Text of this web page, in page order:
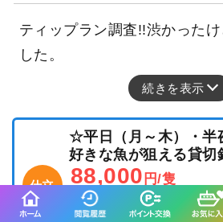
ティップラン調査!!渋かった
した。
続きを表示
仕立
☆平日（月～木）・
好きな魚が狙える貸切
88,000 円/隻
3,000ポイント